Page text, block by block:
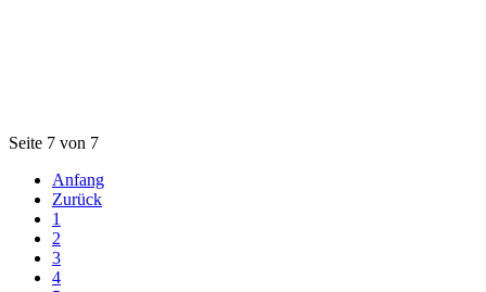
Seite 7 von 7
Anfang
Zurück
1
2
3
4